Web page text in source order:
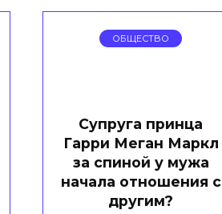
ОБЩЕСТВО
Супруга принца
Гарри Меган Маркл
за спиной у мужа
начала отношения с
другим?